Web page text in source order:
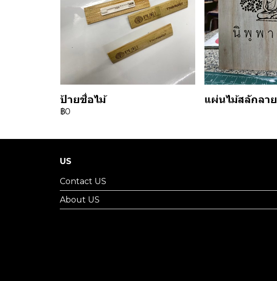
ป้ายชื่อไม้
฿0
แผ่นไม้สลักลาย
US
Contact US
About US